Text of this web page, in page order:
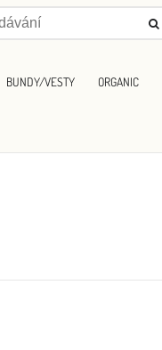
BUNDY/VESTY ORGANIC